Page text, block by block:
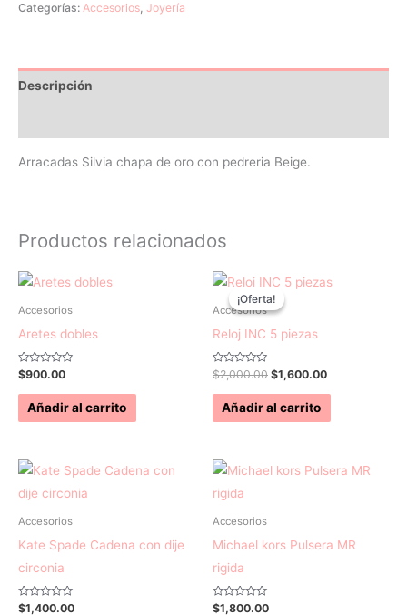
Categorías: Accesorios, Joyería
Descripción
Arracadas Silvia chapa de oro con pedreria Beige.
Productos relacionados
Accesorios
Aretes dobles
Valorado
con
0
$900.00
Añadir al carrito
¡Oferta!
¡Oferta!
Accesorios
Reloj INC 5 piezas
Valorado
con
0
$2,000.00
El
precio
original
$2,000.00.
$1,600.00
El
Añadir al carrito
Accesorios
Kate Spade Cadena con dije
circonia
Valorado
$1,400.00
Accesorios
Michael kors Pulsera MR
rigida
Valorado
$1,800.00